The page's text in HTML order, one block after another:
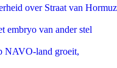
over Straat van Hormuz
embryo van ander stel
NAVO-land groeit,